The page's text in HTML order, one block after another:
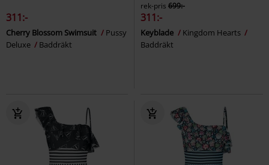
311:-
Cherry Blossom Swimsuit
Pussy
Deluxe
Baddräkt
rek-pris 699:-
311:-
Keyblade
Kingdom Hearts
Baddräkt